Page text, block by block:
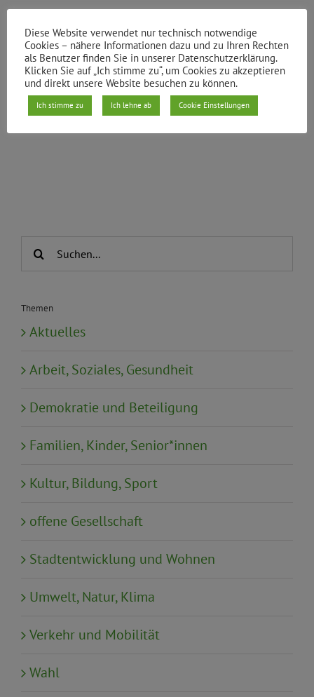
spanischen Mandelkuchen, Kolatsche aus
Tschechien, Schwarzwälder
Von | 29.04.2014
Weiterlesen
Suche
Themen
Aktuelles
Arbeit, Soziales, Gesundheit
Demokratie und Beteiligung
Familien, Kinder, Senior*innen
Kultur, Bildung, Sport
offene Gesellschaft
Stadtentwicklung und Wohnen
Umwelt, Natur, Klima
Verkehr und Mobilität
Wahl
Diese Website verwendet nur technisch notwendige
Cookies – nähere Informationen dazu und zu Ihren Rechten
als Benutzer finden Sie in unserer Datenschutzerklärung.
Klicken Sie auf „Ich stimme zu“, um Cookies zu akzeptieren
und direkt unsere Website besuchen zu können.
Ich stimme zu Ich lehne ab Cookie Einstellungen